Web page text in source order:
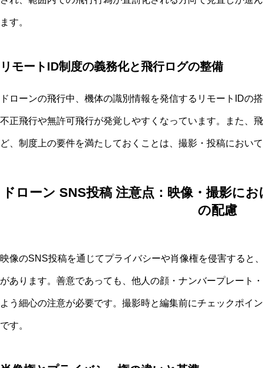
ます。
リモートID制度の義務化と飛行ログの整備
ドローンの飛行中、機体の識別情報を発信するリモートIDの
不正飛行や無許可飛行が発覚しやすくなっています。また、
ど、制度上の要件を満たしておくことは、撮影・投稿におい
ドローン SNS投稿 注意点：映像・撮影に
の配慮
映像のSNS投稿を通じてプライバシーや肖像権を侵害すると
があります。善意であっても、他人の顔・ナンバープレート
よう細心の注意が必要です。撮影時と編集前にチェックポイ
です。